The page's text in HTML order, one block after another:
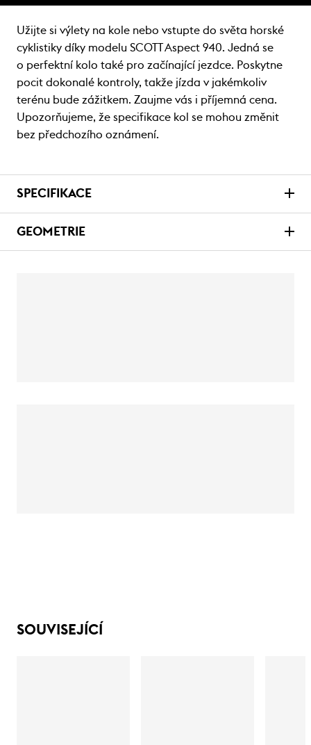
Užijte si výlety na kole nebo vstupte do světa horské
cyklistiky díky modelu SCOTT Aspect 940. Jedná se
o perfektní kolo také pro začínající jezdce. Poskytne
pocit dokonalé kontroly, takže jízda v jakémkoliv
terénu bude zážitkem. Zaujme vás i příjemná cena.
Upozorňujeme, že specifikace kol se mohou změnit
bez předchozího oznámení.
SPECIFIKACE
GEOMETRIE
SOUVISEJÍCÍ